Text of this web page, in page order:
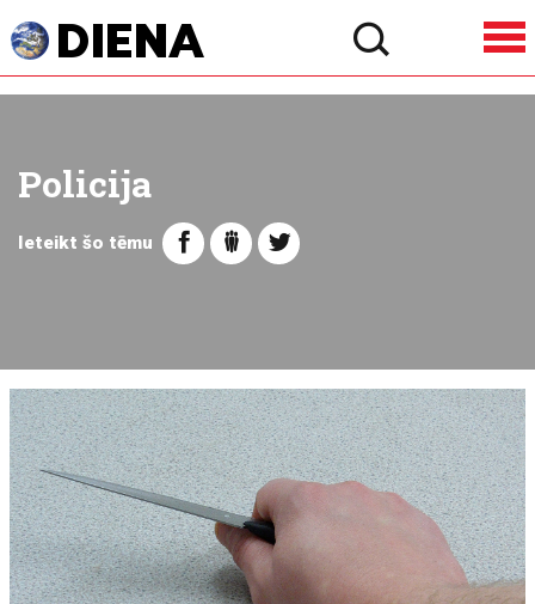
Policija
Ieteikt šo tēmu